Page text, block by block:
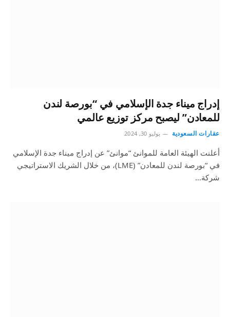
إدراج ميناء جدة الإسلامي في “بورصة لندن
للمعادن” ليصبح مركز توزيع عالمي
عقارات السعودية يوليو 30, 2024
أعلنت الهيئة العامة للموانئ “موانئ” عن إدراج ميناء جدة الإسلامي
في “بورصة لندن للمعادن” (LME)، من خلال الشريك الاستراتيجي
شركة…